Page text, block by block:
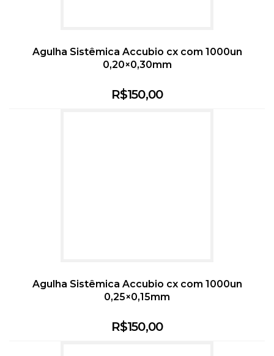
Agulha Sistêmica Accubio cx com 1000un
0,20×0,30mm
R$150,00
Agulha Sistêmica Accubio cx com 1000un
0,25×0,15mm
R$150,00